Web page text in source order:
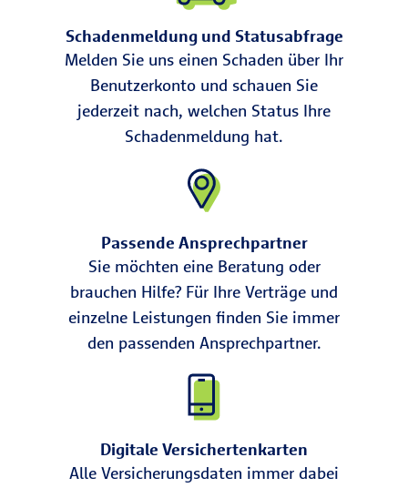
Schadenmeldung und Statusabfrage
Melden Sie uns einen Schaden über Ihr
Benutzerkonto und schauen Sie
jederzeit nach, welchen Status Ihre
Schadenmeldung hat.
Passende Ansprechpartner
Sie möchten eine Beratung oder
brauchen Hilfe? Für Ihre Verträge und
einzelne Leistungen finden Sie immer
den passenden Ansprechpartner.
Digitale Versichertenkarten
Alle Versicherungsdaten immer dabei